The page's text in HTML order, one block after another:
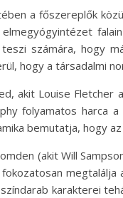
a főszereplők
számára, hogy
hogy a társadalmi
akit Louise
folyamatos
bemutatja, hogy
(akit Will
karakterei